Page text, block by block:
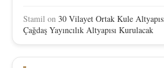
Stamil on 30 Vilayet Ortak Kule
Çağdaş Yayıncılık Altyapısı Kurulacak